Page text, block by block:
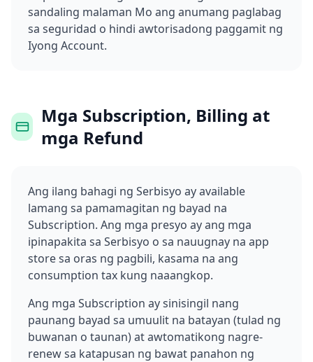
sandaling malaman Mo ang anumang paglabag
sa seguridad o hindi awtorisadong paggamit ng
Iyong Account.
Mga Subscription, Billing at
mga Refund
Ang ilang bahagi ng Serbisyo ay available
lamang sa pamamagitan ng bayad na
Subscription. Ang mga presyo ay ang mga
ipinapakita sa Serbisyo o sa nauugnay na app
store sa oras ng pagbili, kasama na ang
consumption tax kung naaangkop.
Ang mga Subscription ay sinisingil nang
paunang bayad sa umuulit na batayan (tulad ng
buwanan o taunan) at awtomatikong nagre-
renew sa katapusan ng bawat panahon ng